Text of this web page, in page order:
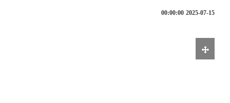
2025-07-15 00:00:00